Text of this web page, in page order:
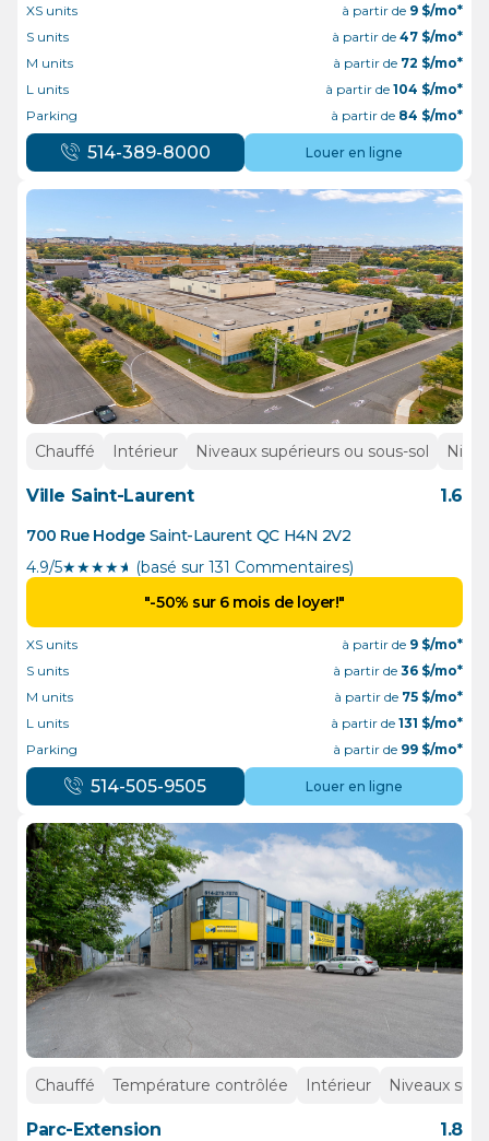
XS units à partir de 9 $/mo*
S units
à partir de 47 $/mo*
M units
à partir de 72 $/mo*
L units
à partir de 104 $/mo*
Parking
à partir de 84 $/mo*
514-389-8000 Louer en ligne
Chauffé Intérieur Niveaux supérieurs ou sous-sol
Ville Saint-Laurent 1.6
700 Rue Hodge Saint-Laurent QC H4N 2V2
4.9/5★★★★½ (basé sur 131 Commentaires)
"-50% sur 6 mois de loyer!"
XS units à partir de 9 $/mo*
S units
à partir de 36 $/mo*
M units
à partir de 75 $/mo*
L units
à partir de 131 $/mo*
Parking
à partir de 99 $/mo*
514-505-9505 Louer en ligne
Chauffé Température contrôlée Intérieur Niveaux
Parc-Extension 1.8